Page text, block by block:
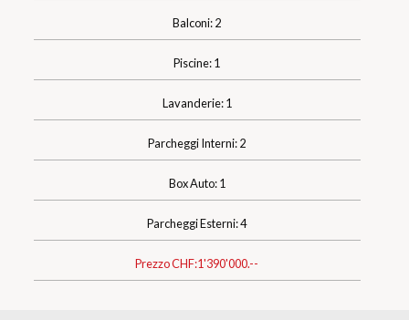
Balconi: 2
Piscine: 1
Lavanderie: 1
Parcheggi Interni: 2
Box Auto: 1
Parcheggi Esterni: 4
Prezzo CHF:1'390'000.--